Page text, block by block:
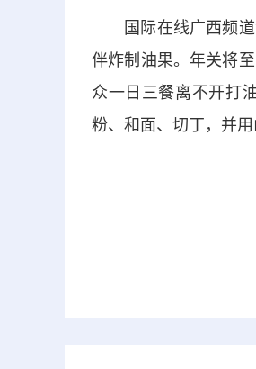
国际在线广西频道
伴炸制油果。年关将
众一日三餐离不开打
粉、和面、切丁，并